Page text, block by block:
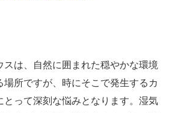
スは、自然に囲まれた穏やかな環境
場所ですが、時にそこで発生するカ
とって深刻な悩みとなります。湿気